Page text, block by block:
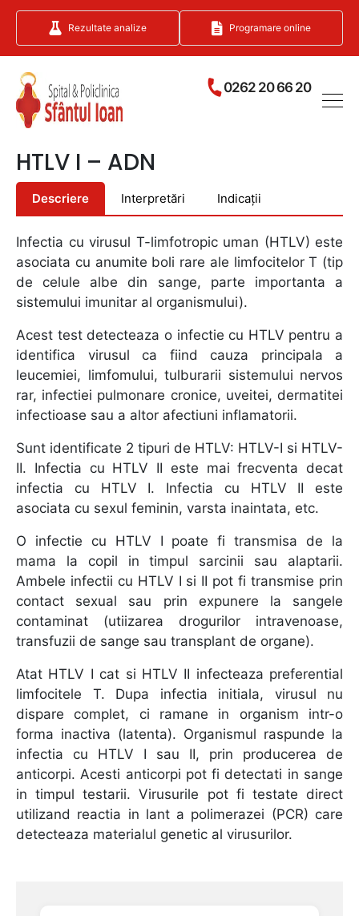
0262 20 66 20
Rezultate analize Programare online
HTLV I – ADN
Descriere Interpretări Indicații
Infectia cu virusul T-limfotropic uman (HTLV) este
asociata cu anumite boli rare ale limfocitelor T (tip
de celule albe din sange, parte importanta a
sistemului imunitar al organismului).
Acest test detecteaza o infectie cu HTLV pentru a
identifica virusul ca fiind cauza principala a
leucemiei, limfomului, tulburarii sistemului nervos
rar, infectiei pulmonare cronice, uveitei, dermatitei
infectioase sau a altor afectiuni inflamatorii.
Sunt identificate 2 tipuri de HTLV: HTLV-I si HTLV-
II. Infectia cu HTLV II este mai frecventa decat
infectia cu HTLV I. Infectia cu HTLV II este
asociata cu sexul feminin, varsta inaintata, etc.
O infectie cu HTLV I poate fi transmisa de la
mama la copil in timpul sarcinii sau alaptarii.
Ambele infectii cu HTLV I si II pot fi transmise prin
contact sexual sau prin expunere la sangele
contaminat (utiizarea drogurilor intravenoase,
transfuzii de sange sau transplant de organe).
Atat HTLV I cat si HTLV II infecteaza preferential
limfocitele T. Dupa infectia initiala, virusul nu
dispare complet, ci ramane in organism intr-o
forma inactiva (latenta). Organismul raspunde la
infectia cu HTLV I sau II, prin producerea de
anticorpi. Acesti anticorpi pot fi detectati in sange
in timpul testarii. Virusurile pot fi testate direct
utilizand reactia in lant a polimerazei (PCR) care
detecteaza materialul genetic al virusurilor.